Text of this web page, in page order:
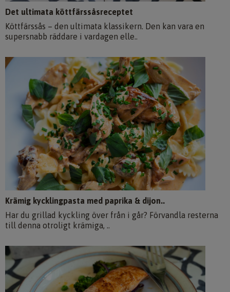
Det ultimata köttfärssåsreceptet
Köttfärssås – den ultimata klassikern. Den kan vara en
supersnabb räddare i vardagen elle..
Krämig kycklingpasta med paprika & dijon..
Har du grillad kyckling över från i går? Förvandla resterna
till denna otroligt krämiga, ..